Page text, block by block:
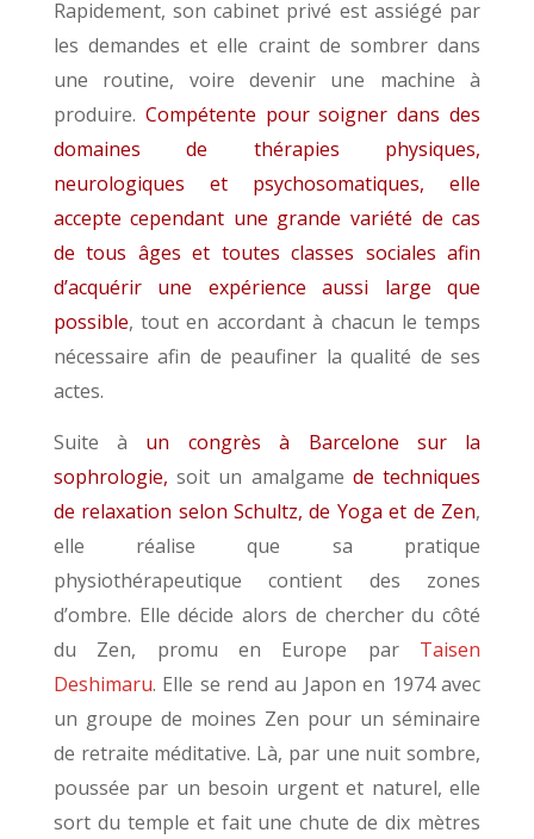
Rapidement, son cabinet privé est assiégé par
les demandes et elle craint de sombrer dans
une routine, voire devenir une machine à
produire. Compétente pour soigner dans des
domaines de thérapies physiques,
neurologiques et psychosomatiques, elle
accepte cependant une grande variété de cas
de tous âges et toutes classes sociales afin
d’acquérir une expérience aussi large que
possible, tout en accordant à chacun le temps
nécessaire afin de peaufiner la qualité de ses
actes.
Suite à un congrès à Barcelone sur la
sophrologie, soit un amalgame de techniques
de relaxation selon Schultz, de Yoga et de Zen,
elle réalise que sa pratique
physiothérapeutique contient des zones
d’ombre. Elle décide alors de chercher du côté
du Zen, promu en Europe par Taisen
Deshimaru. Elle se rend au Japon en 1974 avec
un groupe de moines Zen pour un séminaire
de retraite méditative. Là, par une nuit sombre,
poussée par un besoin urgent et naturel, elle
sort du temple et fait une chute de dix mètres